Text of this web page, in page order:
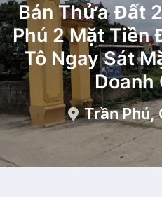
Bán Thửa Đất
Phú 2 Mặt Tiền
Tô Ngay Sát
Doanh
Trần Phú,